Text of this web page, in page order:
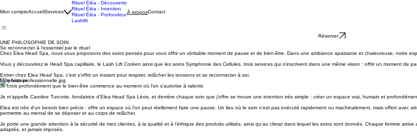
Mon compteAccueilServices
Rituel Éléa - Découverte
Rituel Éléa - Intention
Rituel Éléa - Profondeur
Lashlift
À proposContact
Réserver
UNE PHILOSOPHIE DE SOIN
Se reconnecter à l'essentiel par le rituel
Chez Elea Head Spa, nous vous proposons des soins pensés pour vous offrir un véritable moment de pause et de bien-être. Dans une ambiance apaisante et chaleureuse, notre
Vous y découvrirez le Head Spa capillaire, le Lash Lift Coréen ainsi que les soins Symphonie des Cellules, trois services qui s’inscrivent dans une même vision : offrir un moment de
Entrer chez Elea Head Spa, c’est s’offrir un instant pour respirer, relâcher les tensions et se reconnecter à soi.
Mon histoire
Je crois profondément que le bien-être commence au moment où l’on s’autorise à ralentir.
Je m’appelle Caroline Turcotte, fondatrice d’Elea Head Spa Lévis, et derrière chaque soin que j’offre se trouve une intention très simple : créer un espace vrai, humain et
Elea est née d'un besoin bien précis : offrir un espace où l’on peut réellement faire une pause. Un lieu où le soin n’est pas exécuté rapidement ou machinalement, mais offert avec
permettre au mental de se déposer et au corps de relâcher.
Je porte une grande attention à la sécurité de mes clientes, à la qualité et à l’éthique des produits utilisés, ainsi qu’au climat dans lequel les soins sont donnés. Chaque femme
adaptés, et jamais imposés.